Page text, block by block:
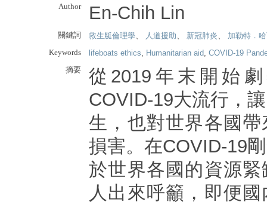
Author En-Chih Lin
關鍵詞 救生艇倫理學、 人道援助、 新冠肺炎、 加勒特．
Keywords
lifeboats ethics, Humanitarian aid, COVID-19
摘要
從2019年末開始
COVID-19大流行，
生，也對世界各國
損害。在COVID-19
於世界各國的資源
人出來呼籲，即便